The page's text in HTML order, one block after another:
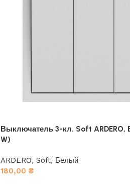
Выключатель 3-кл. Soft ARDERO,
W)
ARDERO, Soft, Белый
180,00 ₴